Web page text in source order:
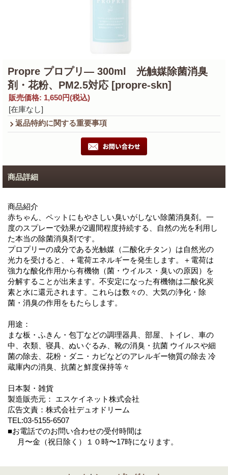
Propre プロプリ― 300ml 光触媒除菌消臭
剤・花粉、PM2.5対応 [propre-skn]
販売価格: 1,650円(税込)
[在庫なし]
返品特約に関する重要事項
商品詳細
商品紹介
赤ちゃん、ペットにもやさしい臭いがしない除菌消臭剤。一
度のスプレーで効果が2週間程度持続する、自然の光を利用し
た本当の除菌消臭剤です。
プロプリーの成分である光触媒（二酸化チタン）は自然光の
光力を受けると、＋電荷エネルギーを発生します。＋電荷は
強力な酸化作用から有機物（菌・ウイルス・臭いの原因）を
分解することが出来ます。不安定になった有機物は二酸化炭
素と水に還元されます。これらは数々の、大気の浄化・除
菌・消臭の作用をもたらします。
用途：
まな板・ふきん・包丁などの調理器具、部屋、トイレ、車の
中、衣類、寝具、ぬいぐるみ、靴の消臭・抗菌 ウイルスや細
菌の除去、花粉・ダニ・カビなどのアレルギー物質の除去 冷
蔵庫内の消臭、抗菌と鮮度保持等々
日本製・雑貨
製造販売元： エスケイネット株式会社
広告文責：株式会社デュオドリーム
TEL:03-5155-6507
■お電話でのお問い合わせの受付時間は
月〜金（祝日除く）１０時〜17時になります。